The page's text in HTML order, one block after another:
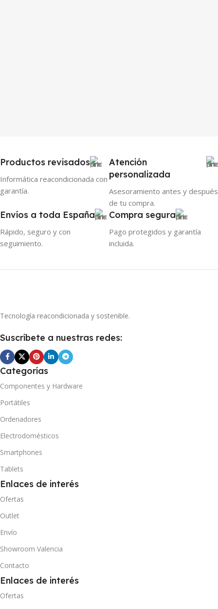
Productos revisados
Informática reacondicionada con
garantía.
Atención
personalizada
Asesoramiento antes y después
de tu compra.
Envíos a toda España
Rápido, seguro y con
seguimiento.
Compra segura
Pago protegidos y garantía
incluida.
Tecnología reacondicionada y sostenible.
Suscríbete a nuestras redes:
Categorías
Componentes y Hardware
Portátiles
Ordenadores
Electrodomésticos
Smartphones
Tablets
Enlaces de interés
Ofertas
Outlet
Envío
Showroom Valencia
Contacto
Enlaces de interés
Ofertas